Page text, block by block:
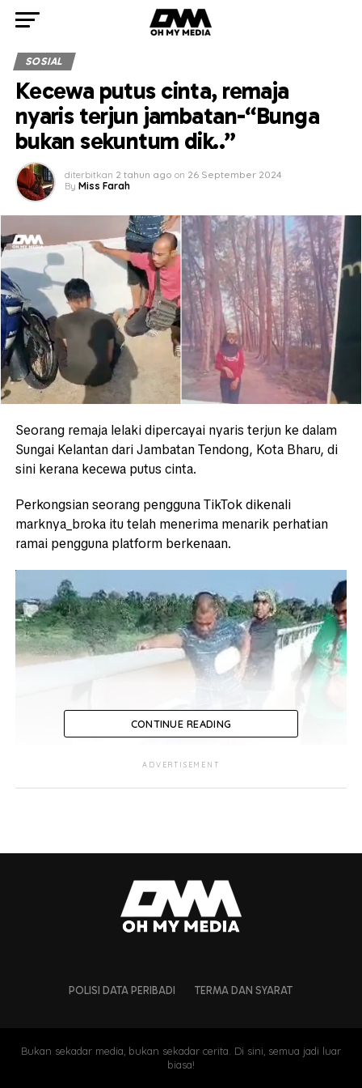
SOSIAL
Kecewa putus cinta, remaja
nyaris terjun jambatan-“Bunga
bukan sekuntum dik..”
diterbitkan 2 tahun ago on 26 September 2024
By Miss Farah
Seorang remaja lelaki dipercayai nyaris terjun ke dalam
Sungai Kelantan dari Jambatan Tendong, Kota Bharu, di
sini kerana kecewa putus cinta.
Perkongsian seorang pengguna TikTok dikenali
marknya_broka itu telah menerima menarik perhatian
ramai pengguna platform berkenaan.
CONTINUE READING
ADVERTISEMENT
POLISI DATA PERIBADI TERMA DAN SYARAT
Bukan sekadar media, bukan sekadar cerita. Di sini, semua jadi luar
biasa!